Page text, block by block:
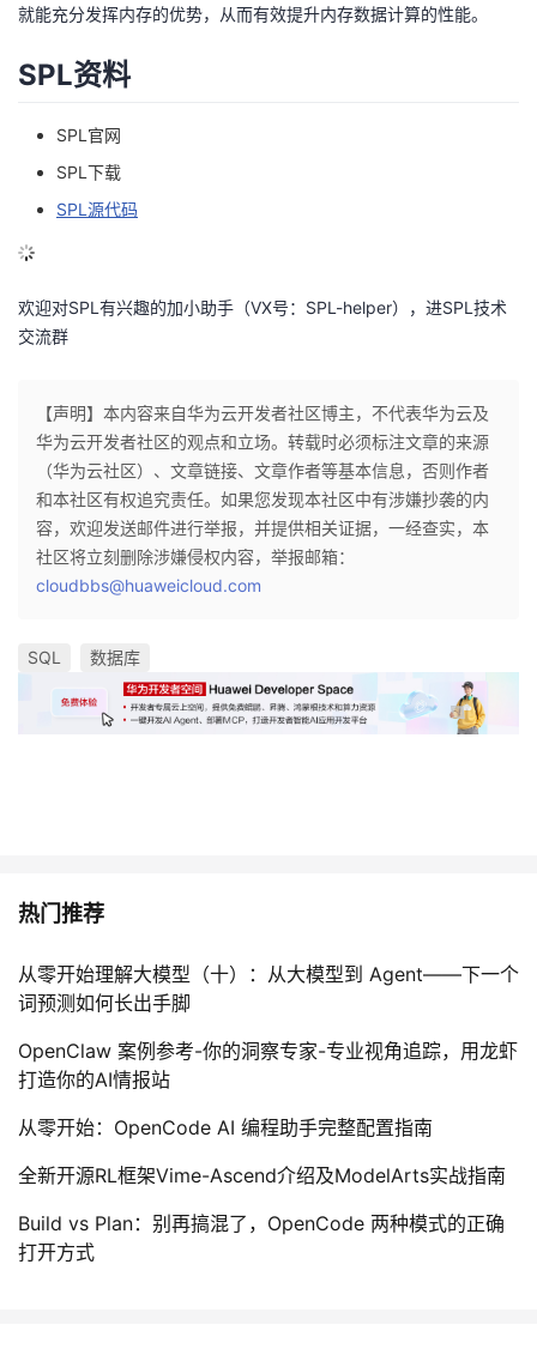
就能充分发挥内存的优势，从而有效提升内存数据计算的性能。
SPL资料
SPL官网
SPL下载
SPL源代码
欢迎对SPL有兴趣的加小助手（VX号：SPL-helper），进SPL技术
交流群
【声明】本内容来自华为云开发者社区博主，不代表华为云及
华为云开发者社区的观点和立场。转载时必须标注文章的来源
（华为云社区）、文章链接、文章作者等基本信息，否则作者
和本社区有权追究责任。如果您发现本社区中有涉嫌抄袭的内
容，欢迎发送邮件进行举报，并提供相关证据，一经查实，本
社区将立刻删除涉嫌侵权内容，举报邮箱：
cloudbbs@huaweicloud.com
SQL 数据库
热门推荐
从零开始理解大模型（十）：从大模型到 Agent——下一个
词预测如何长出手脚
OpenClaw 案例参考-你的洞察专家-专业视角追踪，用龙虾
打造你的AI情报站
从零开始：OpenCode AI 编程助手完整配置指南
全新开源RL框架Vime-Ascend介绍及ModelArts实战指南
Build vs Plan：别再搞混了，OpenCode 两种模式的正确
打开方式